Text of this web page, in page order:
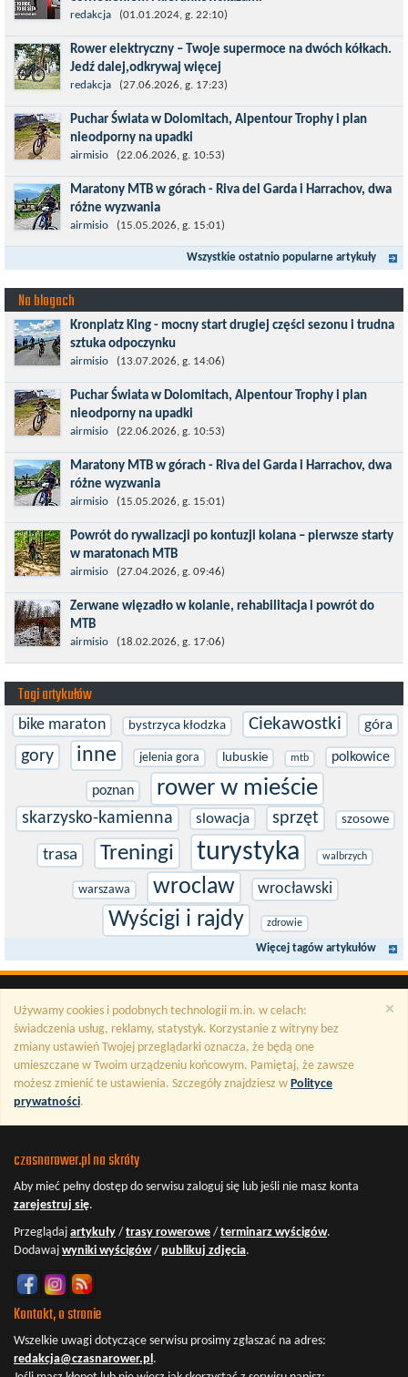
Temat bezpieczeństwa jazdy wchodzi na nowy poziom. Do tej
pory kask było odpowiedzialny przede wszystkim za
bezpieczeństwo rowerzysty, ochronę...
redakcja (01.01.2024, g. 22:10)
Rower elektryczny – Twoje supermoce na dwóch kółkach.
Jedź dalej,odkrywaj więcej
Marzenia o dalekich podróżach bez ogromnego zmęczenia stają
się rzeczywistością dzięki nowoczesnym technologiom ukrytym
w jednośladach....
redakcja (27.06.2026, g. 17:23)
Puchar Świata w Dolomitach, Alpentour Trophy i plan
nieodporny na upadki
Czerwiec w moim planie oznaczał wejście w najbardziej
wymagający etap i cel pierwszej części sezonu: Puchar Świata w
maratonie MTB w Dolomitach...
airmisio (22.06.2026, g. 10:53)
Maratony MTB w górach - Riva del Garda i Harrachov, dwa
różne wyzwania
Maj to idealny czas, by z płaskich i szybkich wyścigów przejść do
znacznie bardziej ambitnych wyzwań, jakimi są górskie wyścigi
airmisio (15.05.2026, g. 15:01)
Wszystkie ostatnio popularne artykuły
Na blogach
Kronplatz King - mocny start drugiej części sezonu i trudna
sztuka odpoczynku
Kronplatz King, epicki MTB Maraton z metą na 2275 m we
włoskich Alpach – łącznie 3000 metrów przewyższenia na
dystansie 60 km, ze...
airmisio (13.07.2026, g. 14:06)
Puchar Świata w Dolomitach, Alpentour Trophy i plan
nieodporny na upadki
Czerwiec w moim planie oznaczał wejście w najbardziej
wymagający etap i cel pierwszej części sezonu: Puchar Świata w
maratonie MTB w Dolomitach...
airmisio (22.06.2026, g. 10:53)
Maratony MTB w górach - Riva del Garda i Harrachov, dwa
różne wyzwania
Maj to idealny czas, by z płaskich i szybkich wyścigów przejść do
znacznie bardziej ambitnych wyzwań, jakimi są górskie wyścigi
MTB....
airmisio (15.05.2026, g. 15:01)
Powrót do rywalizacji po kontuzji kolana – pierwsze starty
w maratonach MTB
Prawdziwym testem po kontuzji kolana i uszkodzeniu więzadeł
jest powrót do sportowej rywalizacji. Podczas zawodów znikają
bariery,...
airmisio (27.04.2026, g. 09:46)
Zerwane więzadło w kolanie, rehabilitacja i powrót do
MTB
W sporcie nie ma kalkulacji, niezależnie od stopnia
zaawansowania. Trenujesz, startujesz w zawodach i chcesz po
prostu oddać się grze, dać z siebie...
airmisio (18.02.2026, g. 17:06)
Tagi artykułów
bike maraton bystrzyca kłodzka Ciekawostki góra
gory inne jelenia gora lubuskie mtb polkowice
poznan rower w mieście
skarzysko-kamienna slowacja sprzęt szosowe
trasa Treningi turystyka walbrzych
warszawa wroclaw wrocławski
Wyścigi i rajdy zdrowie
Więcej tagów artykułów
×
Używamy cookies i podobnych technologii m.in. w celach:
świadczenia usług, reklamy, statystyk. Korzystanie z witryny bez
zmiany ustawień Twojej przeglądarki oznacza, że będą one
umieszczane w Twoim urządzeniu końcowym. Pamiętaj, że zawsze
możesz zmienić te ustawienia. Szczegóły znajdziesz w Polityce
prywatności.
czasnarower.pl na skróty
Aby mieć pełny dostęp do serwisu zaloguj się lub jeśli nie masz konta
zarejestruj się.
Przeglądaj artykuły / trasy rowerowe / terminarz wyścigów.
Dodawaj wyniki wyścigów/ publikuj zdjęcia.
Kontakt, o stronie
Wszelkie uwagi dotyczące serwisu prosimy zgłaszać na adres:
redakcja@czasnarower.pl.